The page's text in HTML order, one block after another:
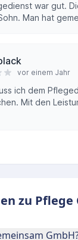
war gut.
Man hat
vor einem Jahr
ich dem
Mit den
zu Pflege